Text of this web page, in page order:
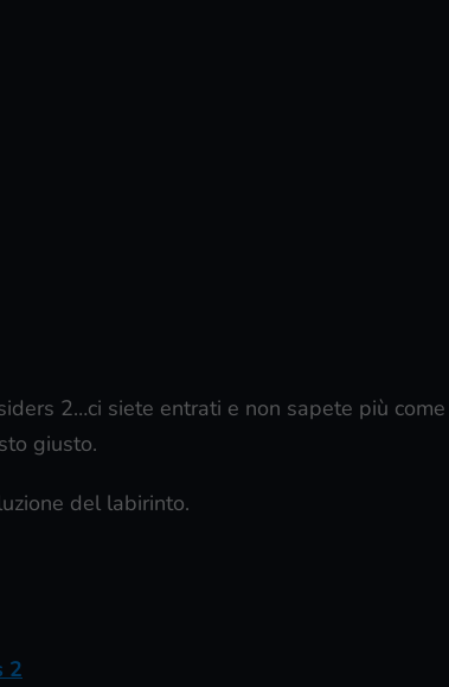
2…ci siete entrati e non sapete più come
giusto.
del labirinto.
2